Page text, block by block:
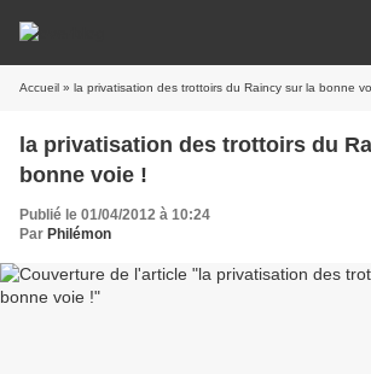
Accueil » la privatisation des trottoirs du Raincy sur la bonne
la privatisation des trottoirs du
bonne voie !
Publié le 01/04/2012 à 10:24
Par Philémon